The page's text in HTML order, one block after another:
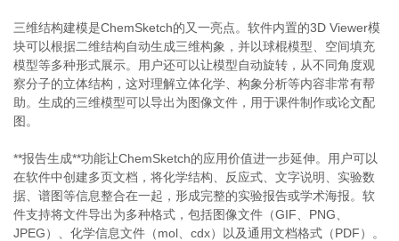
三维结构建模是ChemSketch的又一亮点。软件内置的3D Viewer模
块可以根据二维结构自动生成三维构象，并以球棍模型、空间填充
模型等多种形式展示。用户还可以让模型自动旋转，从不同角度观
察分子的立体结构，这对理解立体化学、构象分析等内容非常有帮
助。生成的三维模型可以导出为图像文件，用于课件制作或论文配
图。
**报告生成**功能让ChemSketch的应用价值进一步延伸。用户可以
在软件中创建多页文档，将化学结构、反应式、文字说明、实验数
据、谱图等信息整合在一起，形成完整的实验报告或学术海报。软
件支持将文件导出为多种格式，包括图像文件（GIF、PNG、
JPEG）、化学信息文件（mol、cdx）以及通用文档格式（PDF）。